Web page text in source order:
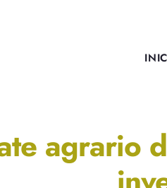
agrario